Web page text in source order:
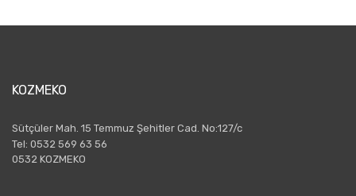
KOZMEKO
Sütçüler Mah. 15 Temmuz Şehitler Cad. No:127/c
Tel: 0532 569 63 56
0532 KOZMEKO